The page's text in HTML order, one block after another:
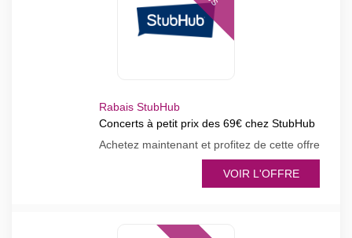
Rabais StubHub
Concerts à petit prix des 69€ chez StubHub
Achetez maintenant et profitez de cette offre
VOIR L'OFFRE